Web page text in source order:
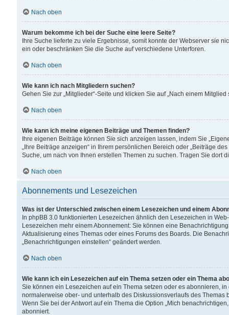
Nach oben
Warum bekomme ich bei der Suche eine leere Seite?
Ihre Suche lieferte zu viele Ergebnisse, somit konnte der Webserver sie
ein oder beschränken Sie die Suche auf verschiedene Unterforen.
Nach oben
Wie kann ich nach Mitgliedern suchen?
Gehen Sie zur „Mitglieder“-Seite und klicken Sie auf „Nach einem Mitglied
Nach oben
Wie kann ich meine eigenen Beiträge und Themen finden?
Ihre eigenen Beiträge können Sie sich anzeigen lassen, indem Sie
„Ihre Beiträge anzeigen“ in Ihrem persönlichen Bereich oder „Beiträge
Suche, um nach von Ihnen erstellen Themen zu suchen. Tragen Sie dort
Nach oben
Abonnements und Lesezeichen
Was ist der Unterschied zwischen einem Lesezeichen und einem
In phpBB 3.0 funktionierten Lesezeichen ähnlich den Lesezeichen in
Lesezeichen mehr einem Abonnement: Sie können eine
Aktualisierung eines Themas oder eines Forums des Boards. Die
„Benachrichtigungen einstellen“ geändert werden.
Nach oben
Wie kann ich ein Lesezeichen auf ein Thema setzen oder ein Thema
Sie können ein Lesezeichen auf ein Thema setzen oder es abonnieren,
normalerweise ober- und unterhalb des Diskussionsverlaufs des Themas
Wenn Sie bei der Antwort auf ein Thema die Option „Mich
abonniert.